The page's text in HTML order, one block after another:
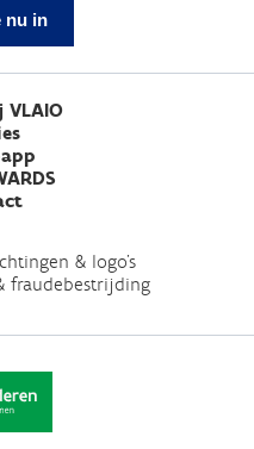
nu in
VLAIO
& logo's
fraudebestrijding